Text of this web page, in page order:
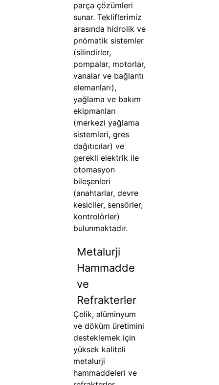
parça çözümleri
sunar. Tekliflerimiz
arasında hidrolik ve
pnömatik sistemler
(silindirler,
pompalar, motorlar,
vanalar ve bağlantı
elemanları),
yağlama ve bakım
ekipmanları
(merkezi yağlama
sistemleri, gres
dağıtıcılar) ve
gerekli elektrik ile
otomasyon
bileşenleri
(anahtarlar, devre
kesiciler, sensörler,
kontrolörler)
bulunmaktadır.
Metalurji
Hammadde
ve
Refrakterler
Çelik, alüminyum
ve döküm üretimini
desteklemek için
yüksek kaliteli
metalurji
hammaddeleri ve